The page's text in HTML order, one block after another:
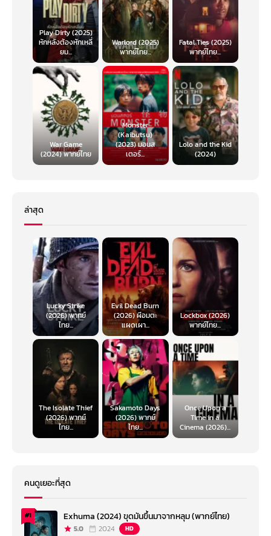
Play Dirty (2025)
หักหลังต้องหักเหลี่
ยม...
Warlord (2025)
พากย์ไทย...
Fatal Ties (2025)
พากย์ไทย...
War Game
(2024) พากย์ไทย
Monster
(Kaibutsu)
(2023) มอนส
เตอร์...
Lolo and the Kid
(2024)
ล่าสุด
Lucky Strike
(2026) พากย์
ไทย...
Evil Dead Burn
(2026) ผีอมตะ
แผดเผา...
Lockbox (2026)
พากย์ไทย...
The Isolate Thief
(2026) พากย์
ไทย...
Sakamoto Days
(2026) พากย์
ไทย...
Once Upon a
Time in a
Cinema (2026)...
คนดูเยอะที่สุด
#1 Exhuma (2024) ขุดมันขึ้นมาจากหลุม (พากย์ไทย)
5.0 2024 HD